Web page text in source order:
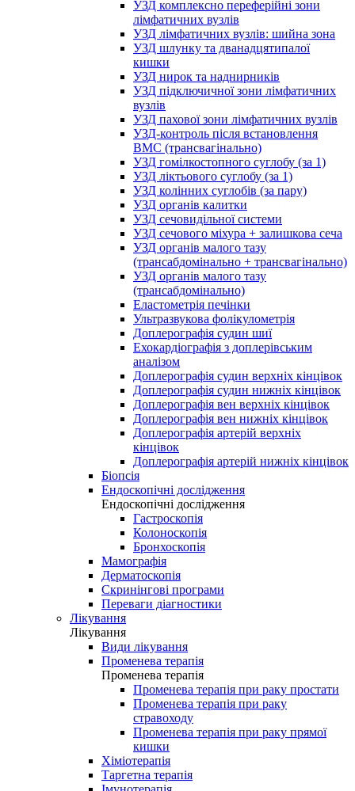
УЗД комплексно переферійні зони
лімфатичних вузлів
УЗД лімфатичних вузлів: шийна зона
УЗД шлунку та дванадцятипалої
кишки
УЗД нирок та наднирників
УЗД підключичної зони лімфатичних
вузлів
УЗД пахової зони лімфатичних вузлів
УЗД-контроль після встановлення
ВМС (трансвагінально)
УЗД гомілкостопного суглобу (за 1)
УЗД ліктьового суглобу (за 1)
УЗД колінних суглобів (за пару)
УЗД органів калитки
УЗД сечовидільної системи
УЗД сечового міхура + залишкова сеча
УЗД органів малого тазу
(трансабдомінально + трансвагінально)
УЗД органів малого тазу
(трансабдомінально)
Еластометрія печінки
Ультразвукова фолікулометрія
Доплерографія судин шиї
Ехокардіографія з доплерівським
аналізом
Доплерографія судин верхніх кінцівок
Доплерографія судин нижніх кінцівок
Доплерографія вен верхніх кінцівок
Доплерографія вен нижніх кінцівок
Доплерографія артерій верхніх
кінцівок
Доплерографія артерій нижніх кінцівок
Біопсія
Ендоскопічні дослідження
Ендоскопічні дослідження
Гастроскопія
Колоноскопія
Бронхоскопія
Мамографія
Дерматоскопія
Скринінгові програми
Переваги діагностики
Лікування
Лікування
Види лікування
Променева терапія
Променева терапія
Променева терапія при раку простати
Променева терапія при раку
стравоходу
Променева терапія при раку прямої
кишки
Хіміотерапія
Таргетна терапія